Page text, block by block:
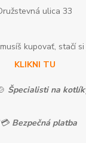
ulica 33
kupovať, stačí
KLIKNI TU
Špecialisti na
Bezpečná platba